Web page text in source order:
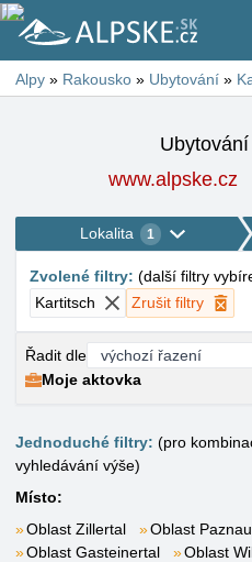
Alpy » Rakousko » Ubytování »
www.alpske.cz
Lokalita 1
Zvolené filtry: (další filtry
Kartitsch
Zrušit filtry
Řadit dle
Moje aktovka
Jednoduché filtry: (pro
vyhledávání výše)
Místo:
Oblast Zillertal
Oblast
Oblast Gasteinertal
Oblast